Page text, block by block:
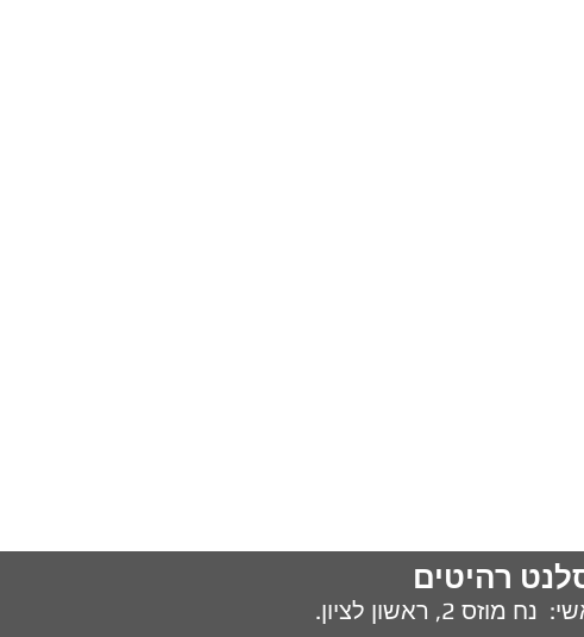
רהיטים
נח מוזס 2, ראשון לציון.